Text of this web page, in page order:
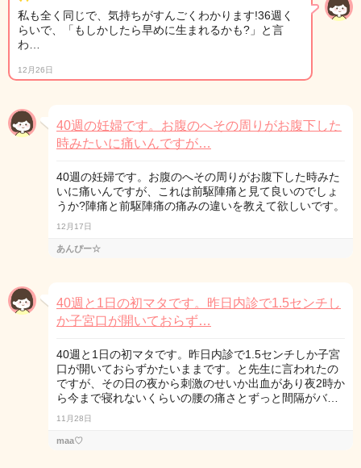
私も全く同じで、気持ちがすんごくわかります!36週く
らいで、「もしかしたら早めに生まれるかも?」と言
わ…
12月26日
40週の妊婦です。お腹のへその周りがお腹下した
時みたいに痛いんですが…
40週の妊婦です。お腹のへその周りがお腹下した時みた
いに痛いんですが、これは前駆陣痛と見て良いのでしょ
うか?陣痛と前駆陣痛の痛みの違いを教えて欲しいです。
12月17日
あんぴー☆
40週と1日の初マタです。昨日内診で1.5センチし
か子宮口が開いておらず…
40週と1日の初マタです。昨日内診で1.5センチしか子宮
口が開いておらずかたいままです。と先生に言われたの
ですが、その日の夜から刺激のせいか出血があり夜2時か
ら今まで寝れないくらいの腰の痛さとずっと間隔がバ…
11月28日
maa♡